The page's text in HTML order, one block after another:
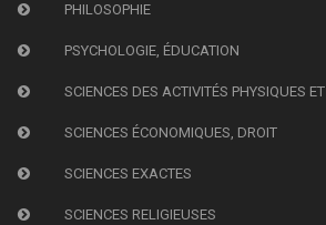
PHILOSOPHIE
PSYCHOLOGIE, ÉDUCATION
SCIENCES DES ACTIVITÉS PHYSIQUES
SCIENCES ÉCONOMIQUES, DROIT
SCIENCES EXACTES
SCIENCES RELIGIEUSES